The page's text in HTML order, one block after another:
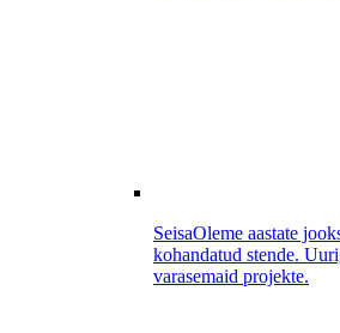
SeisaOleme aastate
kohandatud stende.
varasemaid projekte.